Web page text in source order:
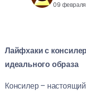
09
Лайфхаки с
идеального образа
Консилер –